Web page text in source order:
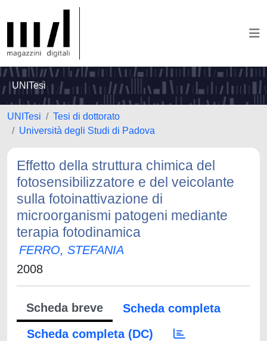
UNITesi
UNITesi
Tesi di dottorato
Università degli Studi di Padova
Effetto della struttura chimica del
fotosensibilizzatore e del veicolante
sulla fotoinattivazione di
microorganismi patogeni mediante
terapia fotodinamica
FERRO, STEFANIA
2008
Scheda breve
Scheda completa
Scheda completa (DC)